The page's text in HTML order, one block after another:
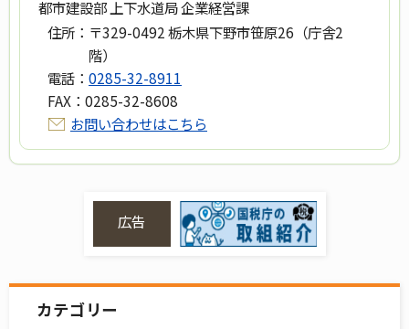
都市建設部 上下水道局 企業経営課
住所： 〒329-0492 栃木県下野市笹原26（庁舎2
階）
電話： 0285-32-8911
FAX： 0285-32-8608
お問い合わせはこちら
広告
カテゴリー